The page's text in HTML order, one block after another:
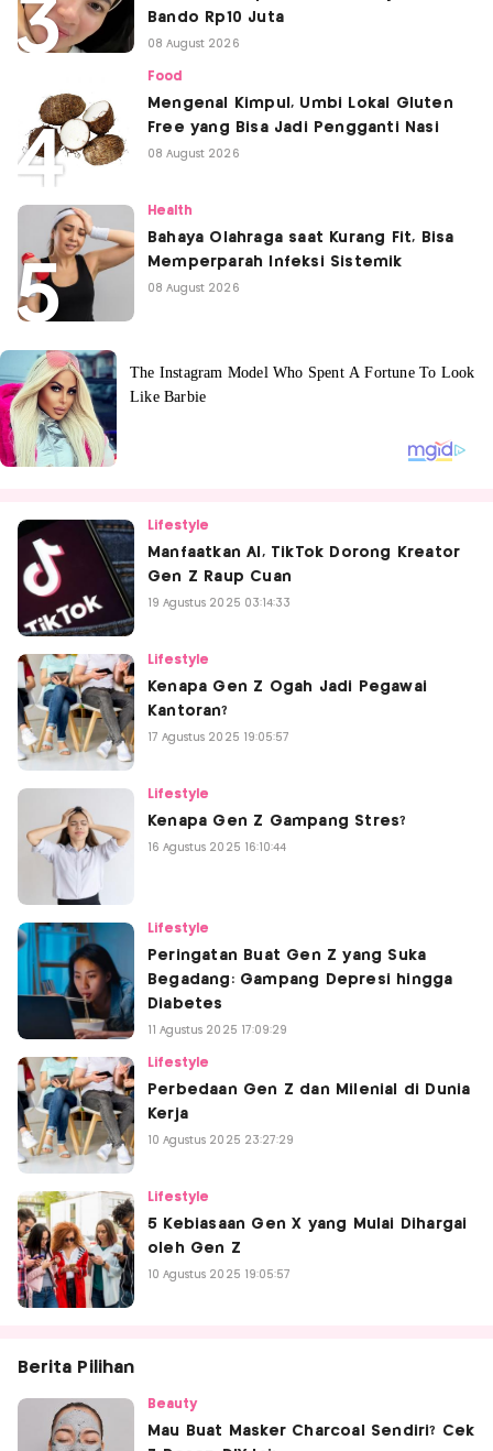
Bando Rp10 Juta
08 August 2026
Food
Mengenal Kimpul, Umbi Lokal Gluten
Free yang Bisa Jadi Pengganti Nasi
08 August 2026
Health
Bahaya Olahraga saat Kurang Fit, Bisa
Memperparah Infeksi Sistemik
08 August 2026
Lifestyle
Manfaatkan AI, TikTok Dorong Kreator
Gen Z Raup Cuan
19 Agustus 2025 03:14:33
Lifestyle
Kenapa Gen Z Ogah Jadi Pegawai
Kantoran?
17 Agustus 2025 19:05:57
Lifestyle
Kenapa Gen Z Gampang Stres?
16 Agustus 2025 16:10:44
Lifestyle
Peringatan Buat Gen Z yang Suka
Begadang: Gampang Depresi hingga
Diabetes
11 Agustus 2025 17:09:29
Lifestyle
Perbedaan Gen Z dan Milenial di Dunia
Kerja
10 Agustus 2025 23:27:29
Lifestyle
5 Kebiasaan Gen X yang Mulai Dihargai
oleh Gen Z
10 Agustus 2025 19:05:57
Berita Pilihan
Beauty
Mau Buat Masker Charcoal Sendiri? Cek